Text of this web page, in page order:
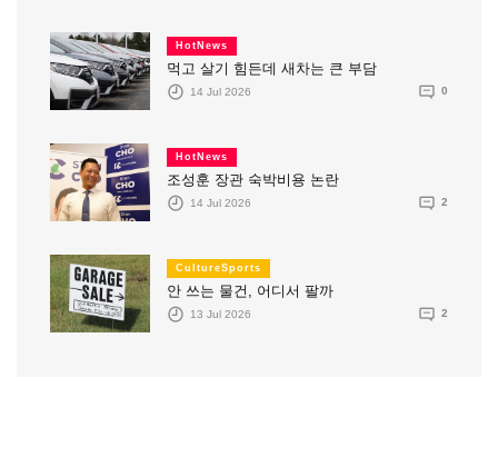
HotNews
먹고 살기 힘든데 새차는 큰 부담
14 Jul 2026 0
HotNews
조성훈 장관 숙박비용 논란
14 Jul 2026 2
CultureSports
안 쓰는 물건, 어디서 팔까
13 Jul 2026 2